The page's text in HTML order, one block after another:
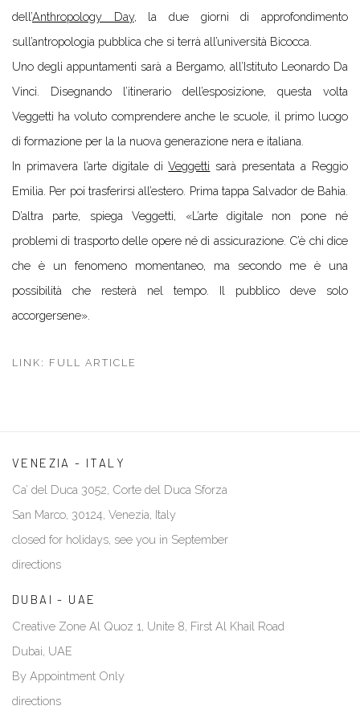
dell’Anthropology Day, la due giorni di approfondimento
sull’antropologia pubblica che si terrà all’università Bicocca.
Uno degli appuntamenti sarà a Bergamo, all’Istituto Leonardo Da
Vinci. Disegnando l’itinerario dell’esposizione, questa volta
Veggetti ha voluto comprendere anche le scuole, il primo luogo
di formazione per la la nuova generazione nera e italiana.
In primavera l’arte digitale diVeggetti sarà presentata a Reggio
Emilia. Per poi trasferirsi all’estero. Prima tappa Salvador de Bahia.
D’altra parte, spiega Veggetti, «L’arte digitale non pone né
problemi di trasporto delle opere né di assicurazione. C’è chi dice
che è un fenomeno momentaneo, ma secondo me è una
possibilità che resterà nel tempo. Il pubblico deve solo
accorgersene».
LINK: FULL ARTICLE
VENEZIA - ITALY
Ca’ del Duca 3052, Corte del Duca Sforza
San Marco, 30124, Venezia, Italy
closed for holidays, see you in September
directions
DUBAI - UAE
Creative Zone Al Quoz 1, Unite 8, First Al Khail Road
Dubai, UAE
By Appointment Only
directions